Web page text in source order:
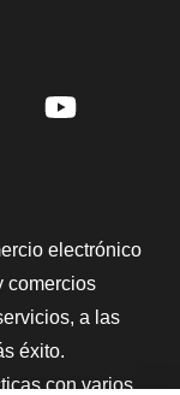
electrónico
comercios
a las
éxito.
con varios